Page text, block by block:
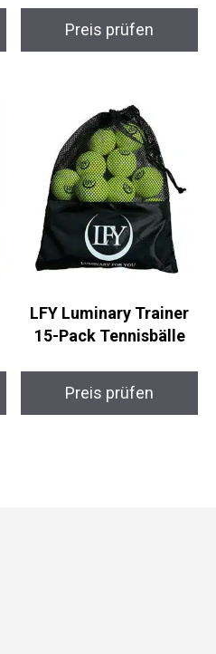
Preis prüfen
LFY Luminary Trainer
15-Pack Tennisbälle
Preis prüfen